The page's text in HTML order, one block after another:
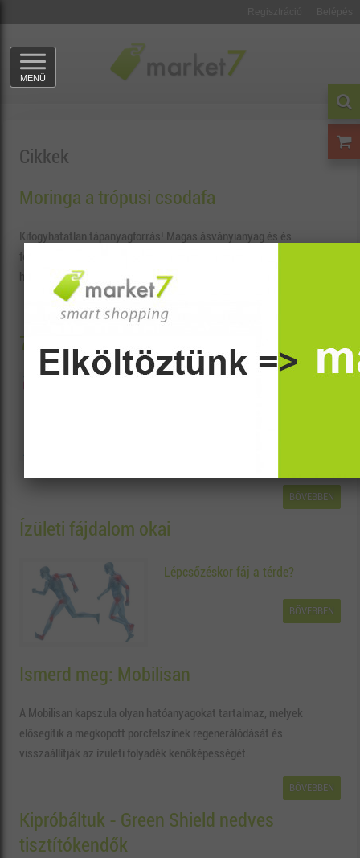
MENÜ
Cikkek
Moringa a trópusi csodafa
Kifogyhatatlan tápanyagforrás! Magas ásványianyag és és
fehérjetartalmú energizáló vitaminkomplex. Tejképzést serkentő
hatása miatt kismamáknak kifejezetten ajánlott.
7 dolog, amit a fütyiről tudnod kell!
BŐVEBBEN
Ízületi fájdalom okai
Lépcsőzéskor fáj a térde?
BŐVEBBEN
Ismerd meg: Mobilisan
A Mobilisan kapszula olyan hatóanyagokat tartalmaz, melyek
elősegítik a megkopott porcfelszínek regenerálódását és
visszaállítják az ízületi folyadék kenőképességét.
BŐVEBBEN
Kipróbáltuk - Green Shield nedves
tisztítókendők